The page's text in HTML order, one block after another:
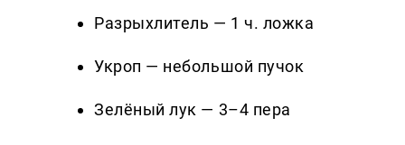
Разрыхлитель — 1 ч. ложка
Укроп — небольшой пучок
Зелёный лук — 3–4 пера